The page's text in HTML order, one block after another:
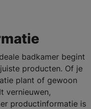
badkamer begint
producten. Of je
plant of gewoon
vernieuwen,
productinformatie is